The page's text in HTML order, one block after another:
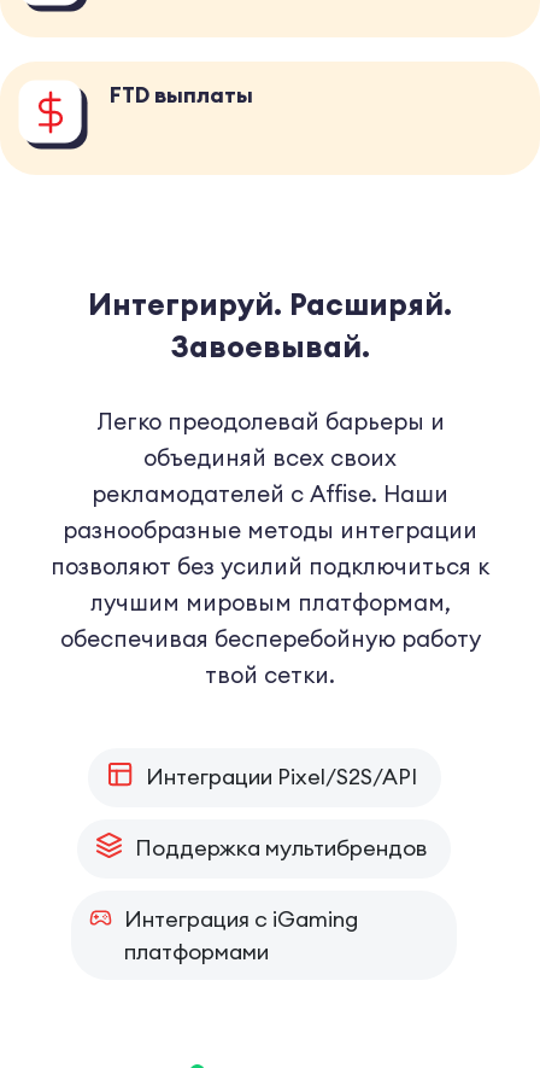
FTD выплаты
Интегрируй. Расширяй.
Завоевывай.
Легко преодолевай барьеры и
объединяй всех своих
рекламодателей с Affise. Наши
разнообразные методы интеграции
позволяют без усилий подключиться к
лучшим мировым платформам,
обеспечивая бесперебойную работу
твой сетки.
Интеграции Pixel/S2S/API
Поддержка мультибрендов
Интеграция с iGaming
платформами